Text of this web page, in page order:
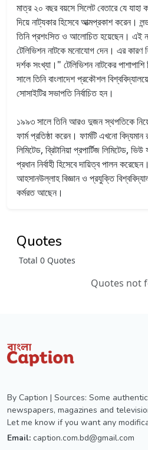
মাত্র ২০ বছর বয়সে সিলেট বেতারে যে যাহা
দিয়ে নাট্যকার হিসেবে আত্মপ্রকাশ করেন।
তিনি প্রশংসিত ও আলোচিত হয়েছেন। এই
টেলিভিশন নাটকে মনোযোগ দেন। এর কারণ
দর্শক সংখ্যা।" টেলিভিশন নাটকের
সালে তিনি বাংলাদেশ প্রকৌশল
সোসাইটির সভাপতি নির্বাচিত হন।
১৯৯৩ সালে তিনি আরও দুজন স্থপতিকে নিয়ে
ফার্ম প্রতিষ্ঠা করেন। ফার্মটি এখনো
লিমিটেড, ব্রিটানিয়া প্রপার্টিজ লিমিটেড,
প্রধান নির্বাহী হিসেবে দায়িত্ব পালন
আহসানউল্লাহ বিজ্ঞান ও প্রযুক্তি
কর্মরত আছেন।
Quotes
Total 0 Quotes
Quotes not
By Caption | Sources: Some
newspapers, magazines and
Let me know if you want any
Email: caption.com.bd@gmail.com